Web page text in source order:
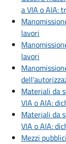
a VIA o AIA:
lavori
lavori
Materiali da
VIA o AIA:
Materiali da
VIA o AIA:
Mezzi